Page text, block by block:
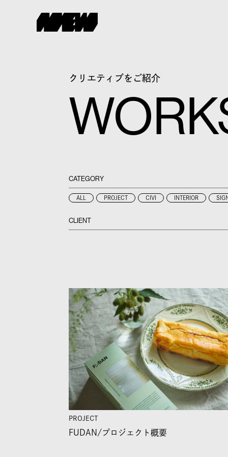
クリエティブをご紹介
CATEGORY
ALL PROJECT CIVI INTERIOR SIGN
CLIENT
PROJECT
FUDAN/プロジェクト概要